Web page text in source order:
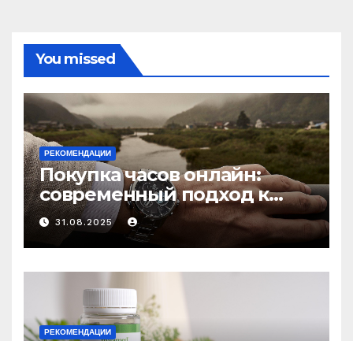
You missed
РЕКОМЕНДАЦИИ
Покупка часов онлайн:
современный подход к
выбору аксессуаров
31.08.2025
РЕКОМЕНДАЦИИ